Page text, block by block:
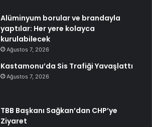
Alüminyum borular ve brandayla
yaptılar: Her yere kolayca
kurulabilecek
Ağustos 7, 2026
Kastamonu’da Sis Trafiği Yavaşlattı
Ağustos 7, 2026
TBB Başkanı Sağkan’dan CHP’ye
Ziyaret